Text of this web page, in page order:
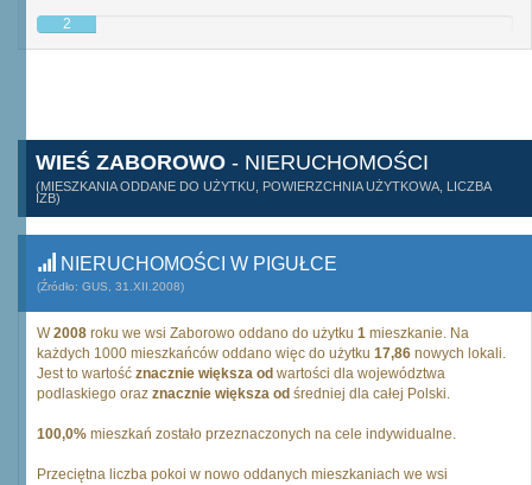
2
WIEŚ ZABOROWO - NIERUCHOMOŚCI
(MIESZKANIA ODDANE DO UŻYTKU, POWIERZCHNIA UŻYTKOWA, LICZBA
IZB)
NIERUCHOMOŚCI W PIGUŁCE
(Źródło: GUS, 31.XII.2008)
W2008 roku we wsi Zaborowo oddano do użytku 1 mieszkanie. Na
każdych 1000 mieszkańców oddano więc do użytku 17,86 nowych lokali.
Jest to wartość znacznie większa od wartości dla województwa
podlaskiego oraz znacznie większa od średniej dla całej Polski.
100,0% mieszkań zostało przeznaczonych na cele indywidualne.
Przeciętna liczba pokoi w nowo oddanych mieszkaniach we wsi